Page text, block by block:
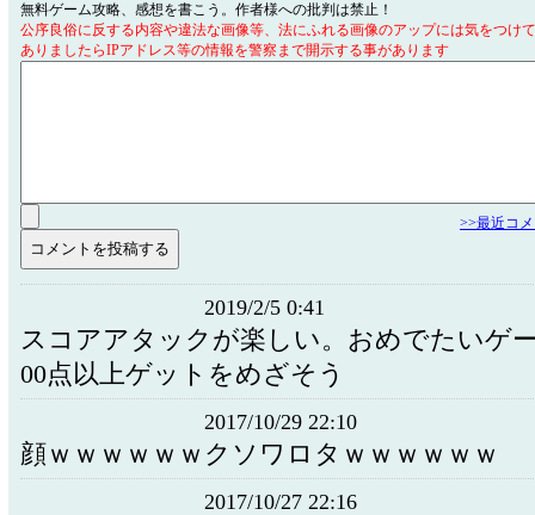
無料ゲーム攻略、感想を書こう。作者様への批判は禁止！
公序良俗に反する内容や違法な画像等、法にふれる画像のアップには気をつけ
ありましたらIPアドレス等の情報を警察まで開示する事があります
>>最近コ
2019/2/5 0:41
スコアアタックが楽しい。おめでたいゲ
00点以上ゲットをめざそう
2017/10/29 22:10
顔ｗｗｗｗｗｗクソワロタｗｗｗｗｗｗ
2017/10/27 22:16